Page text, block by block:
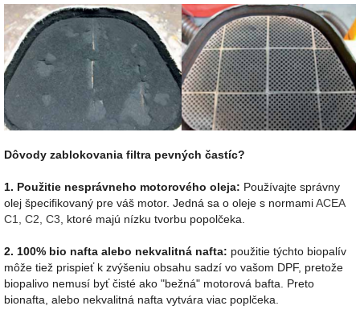
Dôvody zablokovania filtra pevných častíc?
1. Použitie nesprávneho motorového oleja: Používajte správny
olej špecifikovaný pre váš motor. Jedná sa o oleje s normamiACEA
C1, C2, C3 , ktoré majú nízku tvorbu popolčeka.
2. 100% bio nafta alebo nekvalitná nafta: použitie týchto biopalív
môže tiež prispieť k zvýšeniu obsahu sadzí vo vašom DPF, pretože
biopalivo nemusí byť čisté ako "bežná" motorová bafta. Preto
bionafta, alebo nekvalitná nafta vytvára viac poplčeka.